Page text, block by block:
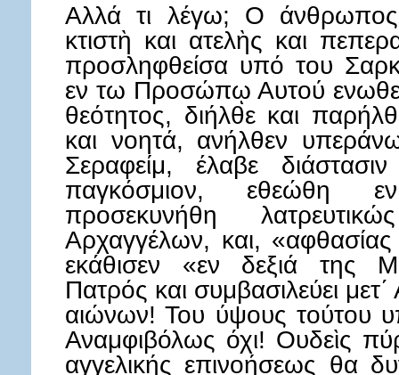
Αλλά τι λέγω; Ο
κτιστὴ και ατελὴς και
προσληφθείσα υπό του
εν τω Προσώπῳ Αυτού
θεότητος, διήλθε και
και νοητά, ανήλθεν
Σεραφείμ, έλαβε
παγκόσμιον, εθεώθη εν
προσεκυνήθη
Αρχαγγέλων, και,
εκάθισεν «εν δεξιά της
Πατρός και συμβασιλεύει
αιώνων! Του ύψους τούτου
Αναμφιβόλως όχι! Ουδεὶς
αγγελικής επινοήσεως θα